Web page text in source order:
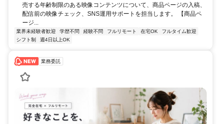
売する年齢制限のある映像コンテンツについて、商品ページの入稿、
配信前の映像チェック、SNS運用サポートを担当します。 【商品ペ
ージ...
業界未経験者歓迎 学歴不問 経験不問 フルリモート 在宅OK
フルタイム歓迎
シフト制
週4日以上OK
業務委託